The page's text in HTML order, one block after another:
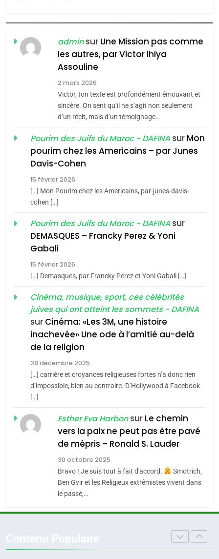
CE QUI NOUS MANQUE –
Jacques Hadida
JUDAISME
Maroc : Les amandes de
Tafraout, le miel de Tadla
Azilal consacrés produits
du terroir
DAFINA MAROC
Oeil ravageur – Vanessa
De Loya Stauber
«Tu dis génocide, je dis
guerre»: La nouvelle
Tout sur la Nostalgie
SOUVENIRS
l’alliance pourrait
s’étendre à 13 pays
d’Amérique latine
ISRAÉL JUDAISME
2025, l’année la plus
meurtrière selon le
rapport d’ADL contre
l’antisémitisme
FRANCE ISRAÉL
FIÈRE, DIGNE ET RÉSILIENTE :
POURQUOI JE REVENDIQUE
CE QUI NOUS MANQUE –
adminsur Une Mission pas comme
les autres, par Victor Ihiya
Assouline
2 mars 2026
Victor, ton texte est profondément émouvant et
sincère. On sent qu’il ne s’agit non seulement
d’un récit, mais d’un témoignage…
Pourim des Juifs du Maroc - DAFINA sur Mon
pourim chez les Americains – par Junes
Davis-Cohen
15 février 2026
[…] Mon Pourim chez les Americains, par-junes-davis-
cohen […]
Pourim des Juifs du Maroc - DAFINA sur
DEMASQUES – Francky Perez & Yoni
Gabali
15 février 2026
[…] Demasques, par Francky Perez et Yoni Gabali […]
Cinéma, musique, sport, ces célébrités
juives qui ont atteint les sommets - DAFINA
sur Cinéma: «Les 3M, une histoire
inachevée» Une ode à l’amitié au-delà
de la religion
28 décembre 2025
[…] carrière et croyances religieuses fortes n’a donc rien
d’impossible, bien au contraire. D’Hollywood à Facebook
[…]
Esther Eva Harbonsur Le chemin
vers la paix ne peut pas être pavé
de mépris – Ronald S. Lauder
30 octobre 2025
Bravo ! Je suis tout à fait d'accord.
Smotrich,
Ben Gvir et les Religieux extrêmistes vivent dans
le passé,…
2025, l’année la plus
d’ADL contre
l’antisémitisme
FRANCE ISRAÉL
POURQUOI JE REVENDIQUE
Zrihen-Dvir
CE QUI NOUS MANQUE –
Jacques Hadida
JUDAISME
Maroc : Les amandes de
Azilal consacrés produits
du terroir
DAFINA MAROC
Oeil ravageur – Vanessa De
Loya Stauber
CINEMA ISRAÉL
«Tu dis génocide, je dis
guerre»: La nouvelle
chanson de Boy George